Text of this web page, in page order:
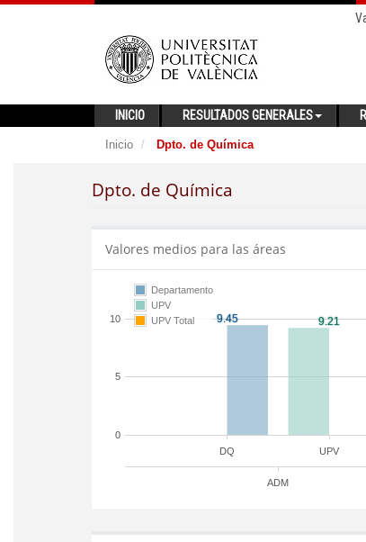
INICIO RESULTADOS GENERALES
Inicio Dpto. de Química
Dpto. de Química
Valores medios para las áreas
DQ UPV
ADM
0
5
10
Departamento
UPV
UPV Total